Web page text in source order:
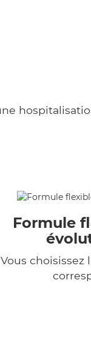
Formule
Vous choisissez